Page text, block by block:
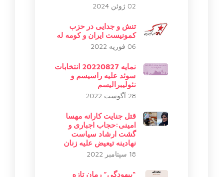
02 ژوئن 2024
تنش و جدایی در حزب
کمونیست ایران و کومه له
06 فوریه 2022
نمایه 20220827 انتخابات
سوئد علیه راسیسم و
نئولیبرالیسم
28 آگوست 2022
قتل جنایت کارانه مهسا
امینی:حجاب اجباری و
گشت ارشاد سیاست
نهادینه تیعیض علیه زنان
18 سپتامبر 2022
“بیهودگی” رمان تازه